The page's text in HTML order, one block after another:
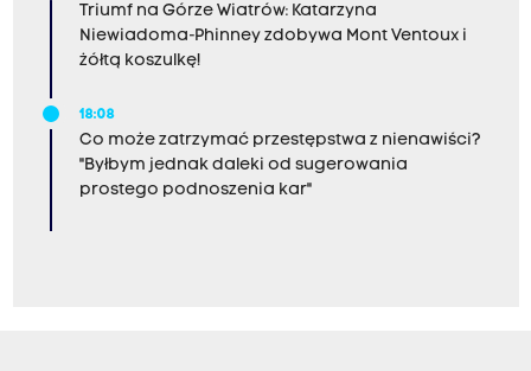
Triumf na Górze Wiatrów: Katarzyna
Niewiadoma-Phinney zdobywa Mont Ventoux i
żółtą koszulkę!
18:08
Co może zatrzymać przestępstwa z nienawiści?
"Byłbym jednak daleki od sugerowania
prostego podnoszenia kar"